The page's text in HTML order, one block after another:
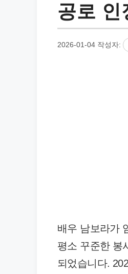
공로 인
2026-01-04 작성자:
배우 남보라가
평소 꾸준한 봉
되었습니다.